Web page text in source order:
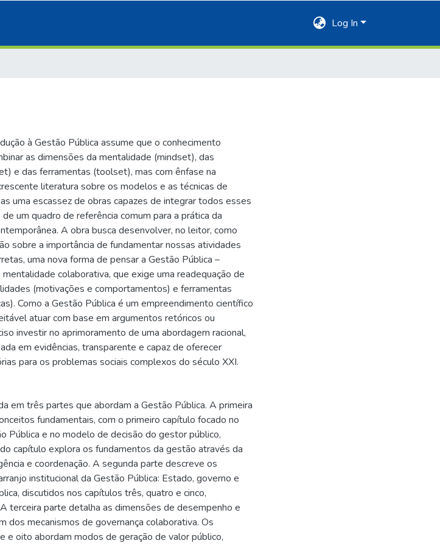
Log In
à Gestão Pública assume que o conhecimento
as dimensões da mentalidade (mindset), das
e das ferramentas (toolset), mas com ênfase na
literatura sobre os modelos e as técnicas de
uma escassez de obras capazes de integrar todos esses
um quadro de referência comum para a prática da
A obra busca desenvolver, no leitor, como
sobre a importância de fundamentar nossas atividades
uma nova forma de pensar a Gestão Pública –
colaborativa, que exige uma readequação de
(motivações e comportamentos) e ferramentas
Como a Gestão Pública é um empreendimento científico
atuar com base em argumentos retóricos ou
investir no aprimoramento de uma abordagem racional,
em evidências, transparente e capaz de oferecer
para os problemas sociais complexos do século XXI.
em três partes que abordam a Gestão Pública. A primeira
fundamentais, com o primeiro capítulo focado no
Pública e no modelo de decisão do gestor público,
capítulo explora os fundamentos da gestão através da
e coordenação. A segunda parte descreve os
institucional da Gestão Pública: Estado, governo e
discutidos nos capítulos três, quatro e cinco,
terceira parte detalha as dimensões de desempenho e
dos mecanismos de governança colaborativa. Os
e oito abordam modos de geração de valor público,